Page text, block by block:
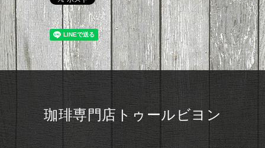
珈琲専門店トゥールビヨン